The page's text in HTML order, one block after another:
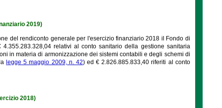
2019)
del rendiconto generale per l'esercizio finanziario 2018 il Fondo di
relativi al conto sanitario della gestione sanitaria
in materia di armonizzazione dei sistemi contabili e degli schemi di
legge 5 maggio 2009, n. 42) ed € 2.826.885.833,40 riferiti al conto
2018)